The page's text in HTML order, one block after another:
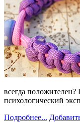
всегда
психологический
Подробнее...